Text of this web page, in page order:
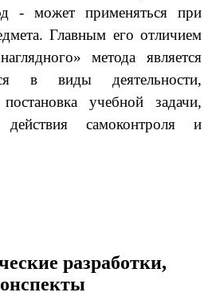
- может применяться при
Главным его отличием
метода является
в виды деятельности,
учебной задачи,
самоконтроля и
разработки,